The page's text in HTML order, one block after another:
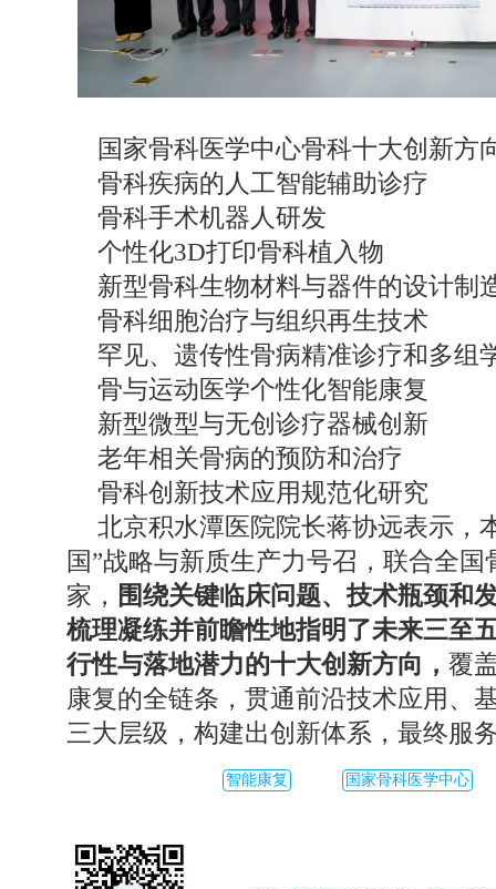
国家骨科医学中心骨科十大创新方
骨科疾病的人工智能辅助诊疗
骨科手术机器人研发
个性化3D打印骨科植入物
新型骨科生物材料与器件的设计制
骨科细胞治疗与组织再生技术
罕见、遗传性骨病精准诊疗和多组
骨与运动医学个性化智能康复
新型微型与无创诊疗器械创新
老年相关骨病的预防和治疗
骨科创新技术应用规范化研究
北京积水潭医院院长蒋协远表示，
国”战略与新质生产力号召，联合全
家， 围绕关键临床问题、技术瓶颈和
梳理凝练并前瞻性地指明了未来三至
行性与落地潜力的十大创新方向， 覆
康复的全链条，贯通前沿技术应用、
三大层级，构建出创新体系，最终服
智能康复 国家骨科医学中心